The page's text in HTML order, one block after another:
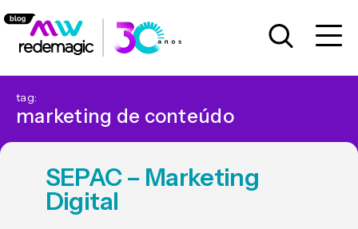
tag:
marketing de conteúdo
SEPAC – Marketing
Digital